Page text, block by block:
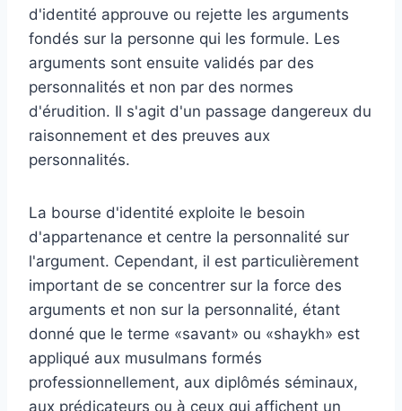
d'identité approuve ou rejette les arguments
fondés sur la personne qui les formule. Les
arguments sont ensuite validés par des
personnalités et non par des normes
d'érudition. Il s'agit d'un passage dangereux du
raisonnement et des preuves aux
personnalités.
La bourse d'identité exploite le besoin
d'appartenance et centre la personnalité sur
l'argument. Cependant, il est particulièrement
important de se concentrer sur la force des
arguments et non sur la personnalité, étant
donné que le terme «savant» ou «shaykh» est
appliqué aux musulmans formés
professionnellement, aux diplômés séminaux,
aux prédicateurs ou à ceux qui affichent un